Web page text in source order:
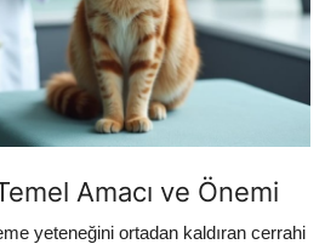
Amacı ve Önemi
yeteneğini ortadan kaldıran cerrahi